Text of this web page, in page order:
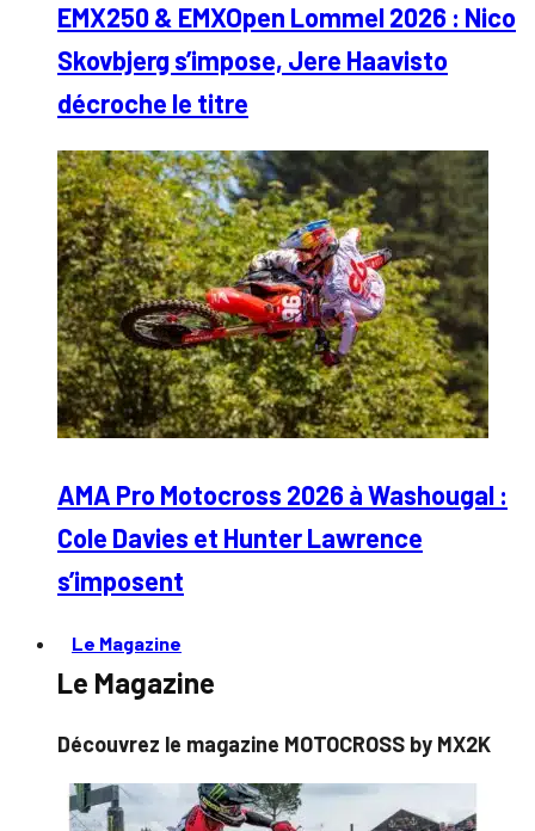
EMX250 & EMXOpen Lommel 2026 : Nico
Skovbjerg s’impose, Jere Haavisto
décroche le titre
AMA Pro Motocross 2026 à Washougal :
Cole Davies et Hunter Lawrence
s’imposent
Le Magazine
Le Magazine
Découvrez le magazine MOTOCROSS by MX2K